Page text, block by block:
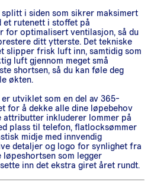
splitt i siden som sikrer maksimert
et rutenett i stoffet på
for optimalisert ventilasjon, så du
ditt ytterste. Det tekniske
slipper frisk luft inn, samtidig som
luft gjennom meget små
shortsen, så du kan føle deg
økten.
utviklet som en del av 365-
for å dekke alle dine løpebehov
attributter inkluderer lommer på
plass til telefon, flatlocksømmer
midje med innvendig
detaljer og logo for synlighet fra
løpeshortsen som legger
inn det ekstra giret året rundt.